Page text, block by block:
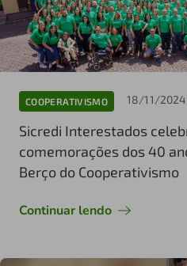
COOPERATIVISMO 18/11/2024
Sicredi Interestados
comemorações dos 40
Berço do Cooperativismo
Continuar lendo